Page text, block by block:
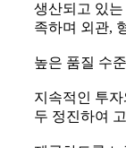
생산되고 있
족하며 외관,
높은 품질 수
지속적인 투
두 정진하여